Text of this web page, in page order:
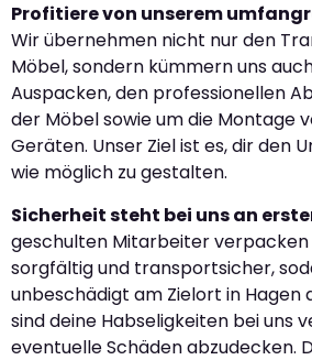
Profitiere von unserem
Wir übernehmen nicht nur den
Möbel, sondern kümmern uns
Auspacken, den professionellen
der Möbel sowie um die Montage
Geräten. Unser Ziel ist es, dir den
wie möglich zu gestalten.
Sicherheit steht bei uns an
geschulten Mitarbeiter verpacken
sorgfältig und transportsicher,
unbeschädigt am Zielort in Hagen
sind deine Habseligkeiten bei uns
eventuelle Schäden abzudecken.